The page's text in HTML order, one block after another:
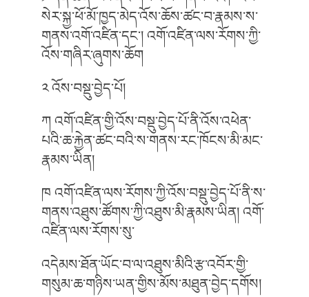
སེར་སྐྱ་ཕོ་མོ་ཁྱད་མེད་འོས་ཆོས་ཚང་བ་རྣམས་ས་
གནས་འགོ་འཛིན་དང༌། འགོ་འཛིན་ལས་རོགས་ཀྱི་
འོས་གཞིར་ཞུགས་ཆོག
༢ འོས་བསྡུ་བྱེད་པོ།
ཀ འགོ་འཛིན་གྱི་འོས་བསྡུ་བྱེད་པོ་ནི་འོས་འཕེན་
པའི་ཆ་རྐྱེན་ཚང་བའི་ས་གནས་རང་ཁོངས་མི་མང་
རྣམས་ཡིན།
ཁ འགོ་འཛིན་ལས་རོགས་ཀྱི་འོས་བསྡུ་བྱེད་པོ་ནི་ས་
གནས་འཐུས་ཚོགས་ཀྱི་འཐུས་མི་རྣམས་ཡིན། འགོ་
འཛིན་ལས་རོགས་སུ་
འདེམས་ཐོན་ཡོང་བ་ལ་འཐུས་མིའི་རྩ་འབོར་གྱི་
གསུམ་ཆ་གཉིས་ཡན་གྱིས་མོས་མཐུན་བྱེད་དགོས།